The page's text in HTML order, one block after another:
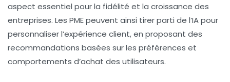
aspect essentiel pour la fidélité et la croissance des
entreprises. Les PMEpeuvent ainsi tirer parti de l’IA pour
personnaliser l’expérience client, en proposant des
recommandations basées sur les préférences et
comportements d’achat des utilisateurs.